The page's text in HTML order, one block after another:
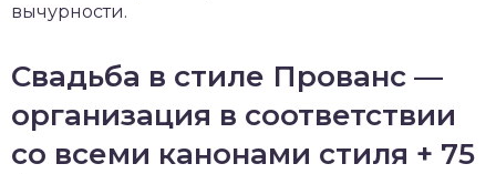
вычурности.
Свадьба в стиле Прованс —
организация в соответствии
со всеми канонами стиля + 75